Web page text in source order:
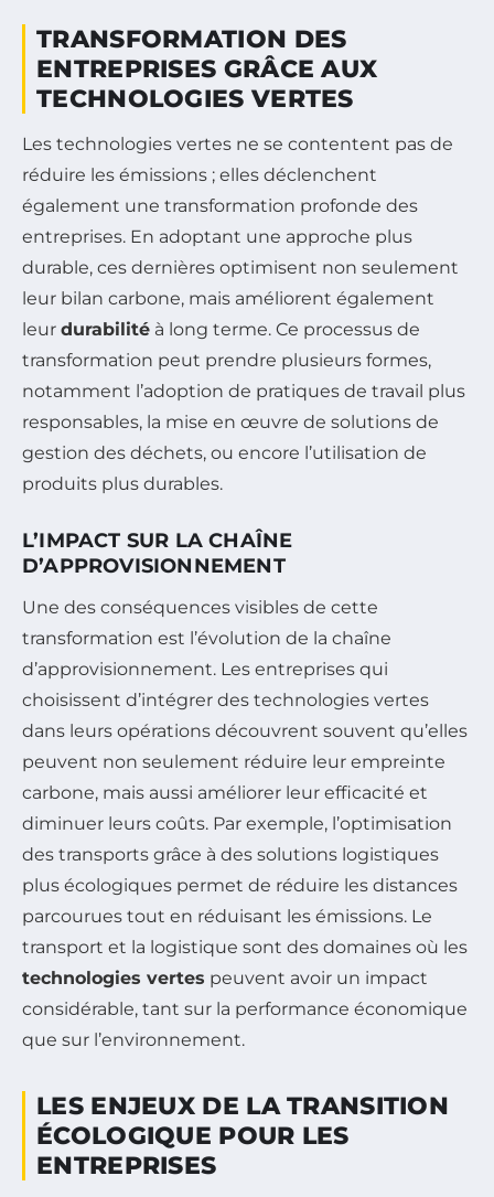
TRANSFORMATION DES
ENTREPRISES GRÂCE AUX
TECHNOLOGIES VERTES
Les technologies vertes ne se contentent pas de
réduire les émissions ; elles déclenchent
également une transformation profonde des
entreprises. En adoptant une approche plus
durable, ces dernières optimisent non seulement
leur bilan carbone, mais améliorent également
leur durabilité à long terme. Ce processus de
transformation peut prendre plusieurs formes,
notamment l’adoption de pratiques de travail plus
responsables, la mise en œuvre de solutions de
gestion des déchets, ou encore l’utilisation de
produits plus durables.
L’IMPACT SUR LA CHAÎNE
D’APPROVISIONNEMENT
Une des conséquences visibles de cette
transformation est l’évolution de la chaîne
d’approvisionnement. Les entreprises qui
choisissent d’intégrer des technologies vertes
dans leurs opérations découvrent souvent qu’elles
peuvent non seulement réduire leur empreinte
carbone, mais aussi améliorer leur efficacité et
diminuer leurs coûts. Par exemple, l’optimisation
des transports grâce à des solutions logistiques
plus écologiques permet de réduire les distances
parcourues tout en réduisant les émissions. Le
transport et la logistique sont des domaines où les
technologies vertes peuvent avoir un impact
considérable, tant sur la performance économique
que sur l’environnement.
LES ENJEUX DE LA TRANSITION
ÉCOLOGIQUE POUR LES
ENTREPRISES